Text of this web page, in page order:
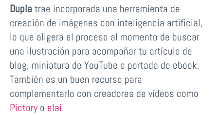
Duplatrae incorporada una herramienta de
creación de imágenes con inteligencia artificial,
lo que aligera el proceso al momento de buscar
una ilustración para acompañar tu artículo de
blog, miniatura de YouTube o portada de ebook.
También es un buen recurso para
complementarlo con creadores de videos como
Pictory o elai.